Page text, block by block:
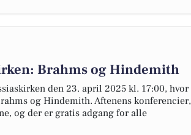
Brahms og Hindemith
den 23. april 2025 kl. 17:00, hvor
og Hindemith. Aftenens konferencier,
og der er gratis adgang for alle